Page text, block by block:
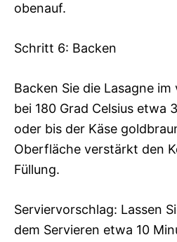
obenauf.
Schritt 6: Backen
Backen Sie die Lasagne
bei 180 Grad Celsius etwa
oder bis der Käse
Oberfläche verstärkt den
Füllung.
Serviervorschlag: Lassen
dem Servieren etwa 10